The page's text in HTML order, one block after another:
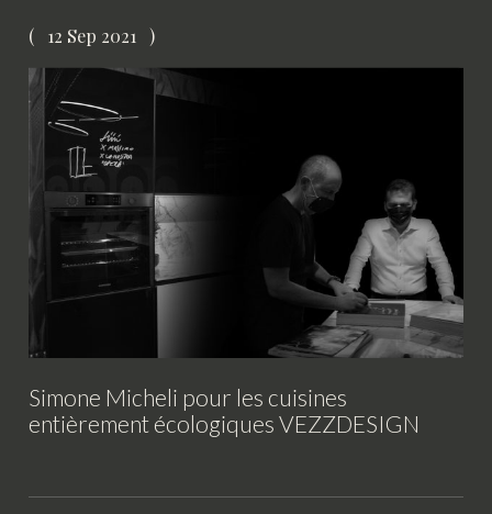
12 Sep 2021
Simone Micheli pour les cuisines
entièrement écologiques VEZZDESIGN